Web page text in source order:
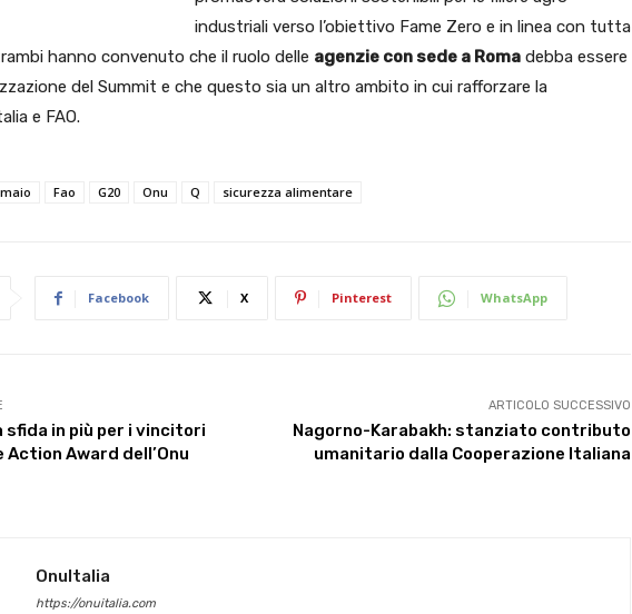
industriali verso l’obiettivo Fame Zero e in linea con tutta
hanno convenuto che il ruolo delle agenzie con sede a Roma debba essere
del Summit e che questo sia un altro ambito in cui rafforzare la
e FAO.
Fao G20 Onu Q sicurezza alimentare
Facebook X Pinterest WhatsApp
sfida in più per i vincitori
Action Award dell’Onu
ARTICOLO SUCCESSIVO
Nagorno-Karabakh: stanziato contributo
umanitario dalla Cooperazione Italiana
OnuItalia
https://onuitalia.com